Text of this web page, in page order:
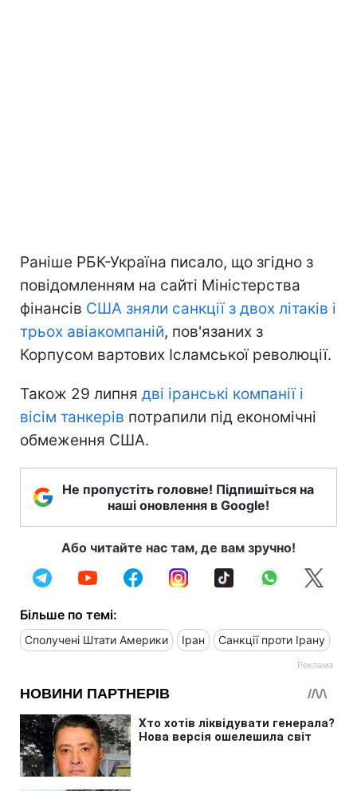
Раніше РБК-Україна писало, що згідно з
повідомленням на сайті Міністерства
фінансів США зняли санкції з двох літаків і
трьох авіакомпаній, пов'язаних з
Корпусом вартових Ісламської революції.
Також 29 липня дві іранські компанії і
вісім танкерів потрапили під економічні
обмеження США.
Не пропустіть головне! Підпишіться на
наші оновлення в Google!
Або читайте нас там, де вам зручно!
Більше по темі:
Сполучені Штати Америки Іран Санкції проти Ірану